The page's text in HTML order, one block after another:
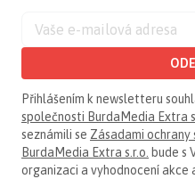
Přihlášením k newsletteru
společnosti BurdaMedia Extra
seznámili se Zásadami
BurdaMedia Extra s.r.o. bude s
organizaci a vyhodnocení akce